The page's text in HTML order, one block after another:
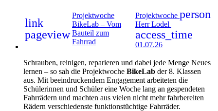
link
pageview
Projektwoche
BikeLab – Vom
Bauteil zum
Fahrrad
Projektwoche person
Herr Lodel
access_time
01.07.26
Schrauben, reinigen, reparieren und dabei jede Menge Neues
lernen – so sah die Projektwoche BikeLab der 8. Klassen
aus. Mit beeindruckendem Engagement arbeiteten die
Schülerinnen und Schüler eine Woche lang an gespendeten
Fahrrädern und machten aus vielen nicht mehr fahrbereiten
Rädern verschiedenste funktionstüchtige Fahrräder.